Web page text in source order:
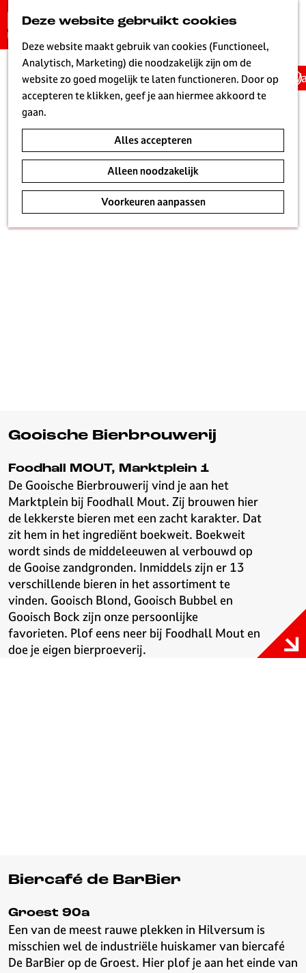
Deze website gebruikt cookies
Deze website maakt gebruik van cookies (Functioneel,
Analytisch, Marketing) die noodzakelijk zijn om de
website zo goed mogelijk te laten functioneren. Door op
accepteren te klikken, geef je aan hiermee akkoord te
gaan.
Alles accepteren
Alleen noodzakelijk
Voorkeuren aanpassen
a
n
a
a
r
e
o
m
e
p
a
s
m
K
Biertje doen?
De leukste biercafés in Hilversum
|||
In Hilversum weten we wat lekker bier is. Van een
bruin café tot een hippe kroeg. We hebben zelfs een
eigen bierbrouwerij in foodhall Mout. Plof neer op het
terras, zoek een relaxed plekje binnen en bestel een
biertje de tap. Proost op Hilversum!
Gooische Bierbrouwerij
Foodhall MOUT, Marktplein 1
De Gooische Bierbrouwerij vind je aan het
Marktplein bij Foodhall Mout. Zij brouwen hier
de lekkerste bieren met een zacht karakter. Dat
zit hem in het ingrediënt boekweit. Boekweit
wordt sinds de middeleeuwen al verbouwd op
de Gooise zandgronden. Inmiddels zijn er 13
verschillende bieren in het assortiment te
vinden. Gooisch Blond, Gooisch Bubbel en
Gooisch Bock zijn onze persoonlijke
favorieten. Plof eens neer bij Foodhall Mout en
doe je eigen bierproeverij.
Biercafé de BarBier
Groest 90a
Een van de meest rauwe plekken in Hilversum is
misschien wel de industriële huiskamer van biercafé
De BarBier op de Groest. Hier plof je aan het einde van